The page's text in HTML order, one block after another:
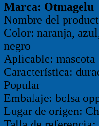
Marca: Otmagelu
Nombre del
Color: naranja,
negro
Aplicable: mascota
Característica:
Popular
Embalaje: bolsa
Lugar de origen: